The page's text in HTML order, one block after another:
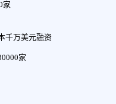
家
千万美元融资
家